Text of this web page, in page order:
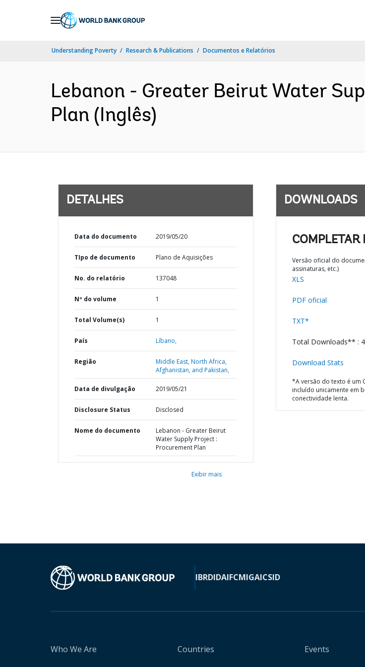
Understanding Poverty Research & Publications Documentos e Relatórios
Lebanon - Greater Beirut Water
Plan (Inglês)
DETALHES
Data do documento 2019/05/20
TIpo de documento Plano de Aquisições
No. do relatório 137048
Nº do volume 1
Total Volume(s) 1
País Líbano,
Região
Middle East, North Africa,
Afghanistan, and Pakistan,
Data de divulgação 2019/05/21
Disclosure Status Disclosed
Nome do documento
Lebanon - Greater Beirut
Water Supply Project :
Procurement Plan
Exibir mais
DOWNLOADS
COMPLETAR
Versão oficial do
assinaturas, etc.)
XLS
PDF oficial
TXT*
Total Downloads** :
Download Stats
*A versão do texto é um
incluído unicamente em
conectividade lenta.
IBRDIDAIFCMIGAICSID
Who We Are
Countries
Events